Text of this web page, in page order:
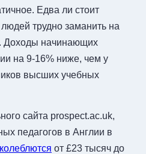
Едва ли стоит
трудно заманить на
Доходы начинающих
на 9-16% ниже, чем у
высших учебных
сайта prospect.ac.uk,
педагогов в Англии в
колеблются от £23 тысяч до